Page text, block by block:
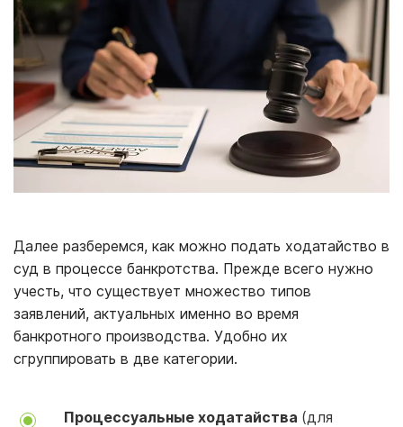
Далее разберемся, как можно подать ходатайство в
суд в процессе банкротства. Прежде всего нужно
учесть, что существует множество типов
заявлений, актуальных именно во время
банкротного производства. Удобно их
сгруппировать в две категории.
Процессуальные ходатайства (для